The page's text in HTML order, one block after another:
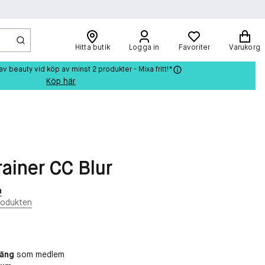
Hitta butik Logga in Favoriter Varukorg
beauty vid köp av minst 2 produkter - Mixa fritt!*
Köp här
CC Blur
som medlem